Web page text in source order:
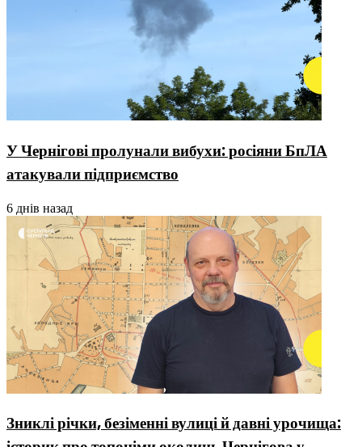
У Чернігові пролунали вибухи: росіяни БпЛА
атакували підприємство
6 днів назад
Зниклі річки, безіменні вулиці й давні урочища: